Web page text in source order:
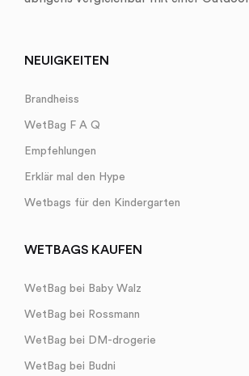
NEUIGKEITEN
Brandheiss
WetBag F A Q
Empfehlungen
Erklär mal den Hype
Wetbags für den Kindergarten
WETBAGS KAUFEN
WetBag bei Baby Walz
WetBag bei Rossmann
WetBag bei DM-drogerie
WetBag bei Budni